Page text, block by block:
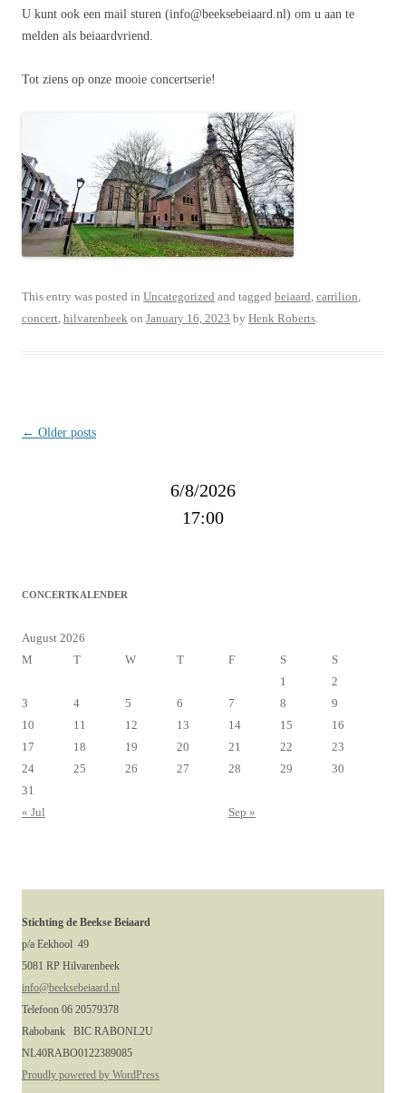
U kunt ook een mail sturen (info@beeksebeiaard.nl) om u aan te
melden als beiaardvriend.
Tot ziens op onze mooie concertserie!
This entry was posted in Uncategorized and tagged beiaard carrilion
concert hilvarenbeek on January 16, 2023 by Henk Roberts
Post
← Older posts
6/8/2026
17:00
CONCERTKALENDER
August 2026
M
T W T F S
S
1
2
3
4 5 6 7 8
9
10
11 12 13 14 15
16
17
18 19 20 21 22
23
24
25 26 27 28 29
30
31
« Jul
Sep »
Stichting de Beekse Beiaard
p/a Eekhool 49
5081 RP Hilvarenbeek
info@beeksebeiaard.nl
Telefoon 06 20579378
Rabobank BIC RABONL2U
NL40RABO0122389085
Proudly powered by WordPress